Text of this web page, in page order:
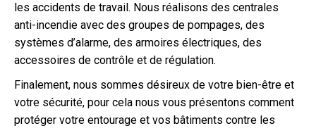
les accidents de travail. Nous réalisons des centrales
anti-incendie avec des groupes de pompages, des
systèmes d’alarme, des armoires électriques, des
accessoires de contrôle et de régulation.
Finalement, nous sommes désireux de votre bien-être et
votre sécurité, pour cela nous vous présentons comment
protéger votre entourage et vos bâtiments contre les